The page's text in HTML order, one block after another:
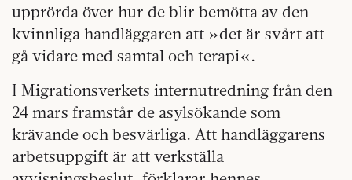
upprörda över hur de blir bemötta av den
kvinnliga handläggaren att »det är svårt att
gå vidare med samtal och terapi«.
I Migrationsverkets internutredning från den
24 mars framstår de asylsökande som
krävande och besvärliga. Att handläggarens
arbetsuppgift är att verkställa